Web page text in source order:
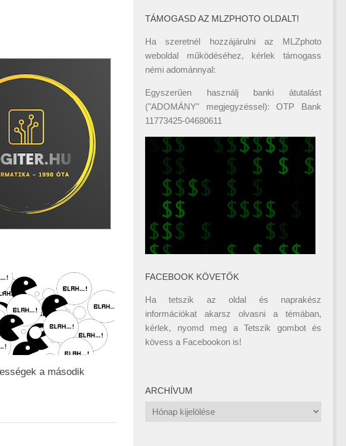
a második
TÁMOGASD AZ MLZPHOTO OLDALT!
Ha szeretnél hozzájárulni az MLZphoto
weboldal működéséhez, kérlek támogass
némi adománnyal:
Egyszerűen használj banki átutalást
("ADOMÁNY" megjegyzéssel): OTP Bank
11773425-04680611
FACEBOOK KÖVETŐK
Ha tetszik az oldal és naprakész
információkat akarsz olvasni a témában,
kérlek, nyomd meg a Tetszik gombot és
kövess a Facebookon is!
ARCHÍVUM
Archívum